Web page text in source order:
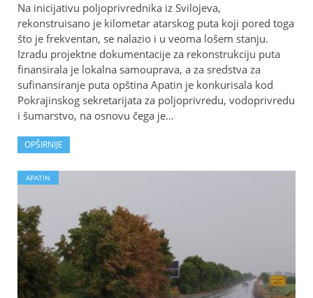
Na inicijativu poljoprivrednika iz Svilojeva,
rekonstruisano je kilometar atarskog puta koji pored toga
što je frekventan, se nalazio i u veoma lošem stanju.
Izradu projektne dokumentacije za rekonstrukciju puta
finansirala je lokalna samouprava, a za sredstva za
sufinansiranje puta opština Apatin je konkurisala kod
Pokrajinskog sekretarijata za poljoprivredu, vodoprivredu
i šumarstvo, na osnovu čega je…
OPŠIRNIJE
APATIN